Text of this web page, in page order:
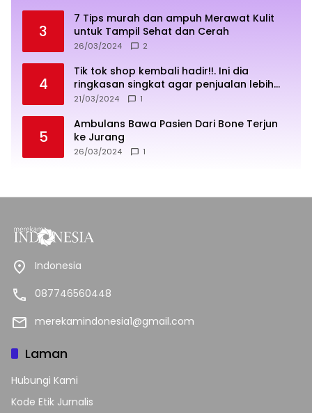
3
7 Tips murah dan ampuh Merawat Kulit
untuk Tampil Sehat dan Cerah
26/03/2024 2
4
Tik tok shop kembali hadir!!. Ini dia
ringkasan singkat agar penjualan lebih
sukses
21/03/2024 1
5
Ambulans Bawa Pasien Dari Bone Terjun
ke Jurang
26/03/2024 1
Indonesia
087746560448
merekamindonesia1@gmail.com
Laman
Hubungi Kami
Kode Etik Jurnalis